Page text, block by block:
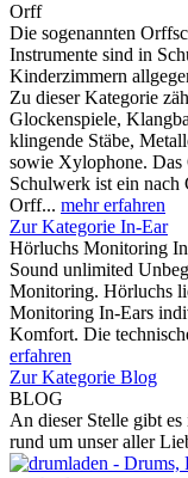
Orff
Die sogenannten
Instrumente sind in
Kinderzimmern
Zu dieser Kategorie
Glockenspiele,
klingende Stäbe,
sowie Xylophone.
Schulwerk ist ein nach
Orff... mehr erfahren
Zur Kategorie In-Ear
Hörluchs Monitoring
Sound unlimited
Monitoring. Hörluchs
Monitoring In-Ears
Komfort. Die
erfahren
Zur Kategorie Blog
BLOG
An dieser Stelle gibt
rund um unser aller